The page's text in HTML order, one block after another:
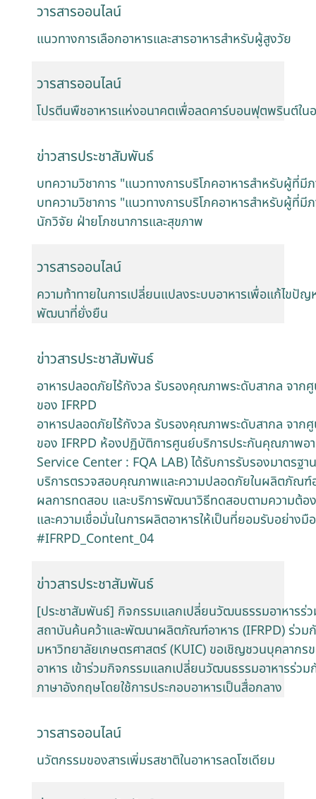
วารสารออนไลน์
แนวทางการเลือกอาหารและสารอาหารสำหรับผู้สูงวัย
วารสารออนไลน์
โปรตีนพืชอาหารแห่งอนาคตเพื่อลดคาร์บอนฟุตพรินต์ใน
ข่าวสารประชาสัมพันธ์
บทความวิชาการ "แนวทางการบริโภคอาหารสำหรับผู้ที่มี
บทความวิชาการ "แนวทางการบริโภคอาหารสำหรับผู้ที่
นักวิจัย ฝ่ายโภชนาการและสุขภาพ
วารสารออนไลน์
ความท้าทายในการเปลี่ยนแปลงระบบอาหารเพื่อแก้ไขปัญ
พัฒนาที่ยั่งยืน
ข่าวสารประชาสัมพันธ์
อาหารปลอดภัยไร้กังวล รับรองคุณภาพระดับสากล จาก
ของ IFRPD
อาหารปลอดภัยไร้กังวล รับรองคุณภาพระดับสากล จาก
ของ IFRPD ห้องปฏิบัติการศูนย์บริการประกันคุณภาพ
Service Center : FQA LAB) ได้รับการรับรองมาตรฐ
บริการตรวจสอบคุณภาพและความปลอดภัยในผลิตภัณฑ์
ผลการทดสอบ และบริการพัฒนาวิธีทดสอบตามความต้อ
และความเชื่อมั่นในการผลิตอาหารให้เป็นที่ยอมรับอย่าง
#IFRPD_Content_04
ข่าวสารประชาสัมพันธ์
[ประชาสัมพันธ์] กิจกรรมแลกเปลี่ยนวัฒนธรรมอาหารร่
สถาบันค้นคว้าและพัฒนาผลิตภัณฑ์อาหาร (IFRPD) ร่วม
มหาวิทยาลัยเกษตรศาสตร์ (KUIC) ขอเชิญชวนบุคลา
อาหาร เข้าร่วมกิจกรรมแลกเปลี่ยนวัฒนธรรมอาหารร่วม
ภาษาอังกฤษโดยใช้การประกอบอาหารเป็นสื่อกลาง
วารสารออนไลน์
นวัตกรรมของสารเพิ่มรสชาติในอาหารลดโซเดียม